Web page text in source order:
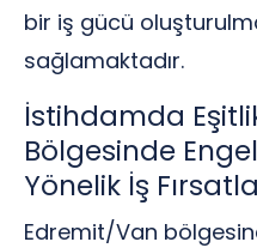
bir iş gücü
sağlamaktadır.
İstihdamda
Bölgesinde
Yönelik İş
Edremit/Van